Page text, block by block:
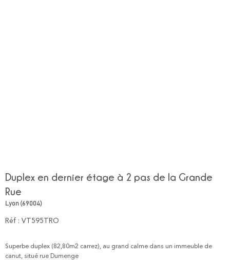
Duplex en dernier étage à 2 pas de la Grande
Rue
Lyon (69004)
Réf : VT595TRO
Superbe duplex (82,80m2 carrez), au grand calme dans un immeuble de
canut, situé rue Dumenge